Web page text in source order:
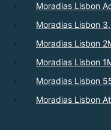
Moradias Lisbon
Moradias Lisbon
Moradias Lisbon
Moradias Lisbon
Moradias Lisbon
Moradias Lisbon